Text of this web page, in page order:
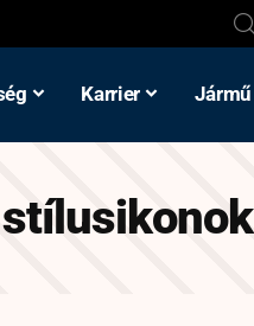
Karrier Jármű
stílusikonok